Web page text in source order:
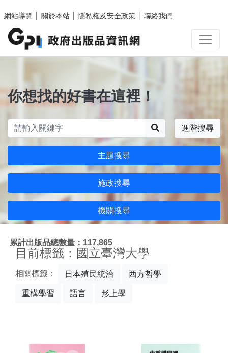
網站導覽
關於本站 隱私權及安全政策 聯絡我們
你想找的好書在這裡！
進階搜尋
主題搜尋
施政搜尋
機關搜尋
累計出版品總數量：117,865
目前標籤：國立臺灣大學
相關標籤： 日本殖民統治 西方哲學
重構學習 語言 形上學